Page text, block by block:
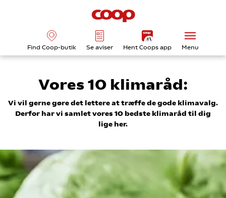
Find Coop-butik Se aviser Hent Coops app Menu
Vores 10 klimaråd:
Vi vil gerne gøre det lettere at træffe de gode klimavalg.
Derfor har vi samlet vores 10 bedste klimaråd til dig
lige her.